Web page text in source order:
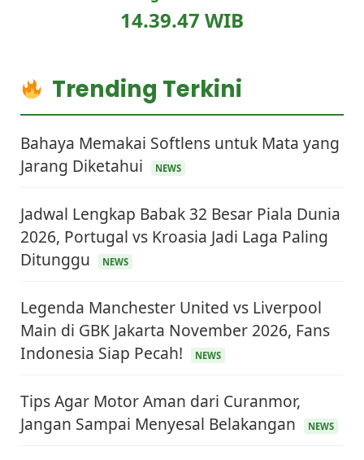
14.39.48 WIB
Trending Terkini
Bahaya Memakai Softlens untuk Mata yang
Jarang Diketahui
NEWS
Jadwal Lengkap Babak 32 Besar Piala Dunia
2026, Portugal vs Kroasia Jadi Laga Paling
Ditunggu
NEWS
Legenda Manchester United vs Liverpool
Main di GBK Jakarta November 2026, Fans
Indonesia Siap Pecah!
NEWS
Tips Agar Motor Aman dari Curanmor,
Jangan Sampai Menyesal Belakangan
NEWS